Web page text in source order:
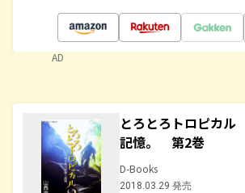
AD
とろとろトロピカ
記憶。 第2巻
D-Books
2018.03.29 発売